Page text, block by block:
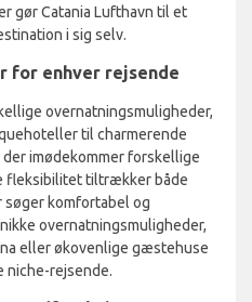
gør Catania Lufthavn til et
i sig selv.
for enhver rejsende
overnatningsmuligheder,
til charmerende
imødekommer forskellige
fleksibilitet tiltrækker både
søger komfortabel og
overnatningsmuligheder,
eller økovenlige gæstehuse
niche-rejsende.